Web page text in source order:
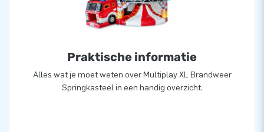
verzekerd van onze professionele service en levering. We
worden daarom ook wel ‘creators of greatness’ genoemd.
Praktische informatie
Alles wat je moet weten over Multiplay XL Brandweer
Springkasteel in een handig overzicht.